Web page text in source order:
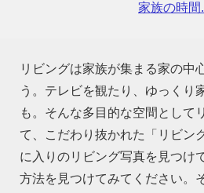
家族の時間
リビングは家族が集まる家の中
う。テレビを観たり、ゆっくり
も。そんな多目的な空間として
て、こだわり抜かれた「リビン
に入りのリビング写真を見つけ
方法を見つけてみてください。